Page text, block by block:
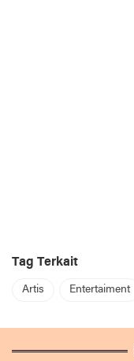
Tag Terkait
Artis Entertaiment